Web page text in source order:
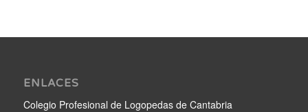
ENLACES
Colegio Profesional de Logopedas de Cantabria